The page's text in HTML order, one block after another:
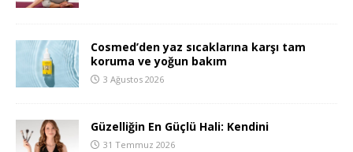
Cosmed’den yaz sıcaklarına karşı tam
koruma ve yoğun bakım
3 Ağustos 2026
Güzelliğin En Güçlü Hali: Kendini
31 Temmuz 2026